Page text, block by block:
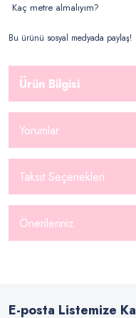
Kaç metre almalıyım?
Bu ürünü sosyal medyada paylaş!
Ürün Bilgisi
Yorumlar
Taksit Seçenekleri
Önerileriniz
E-posta Listemize